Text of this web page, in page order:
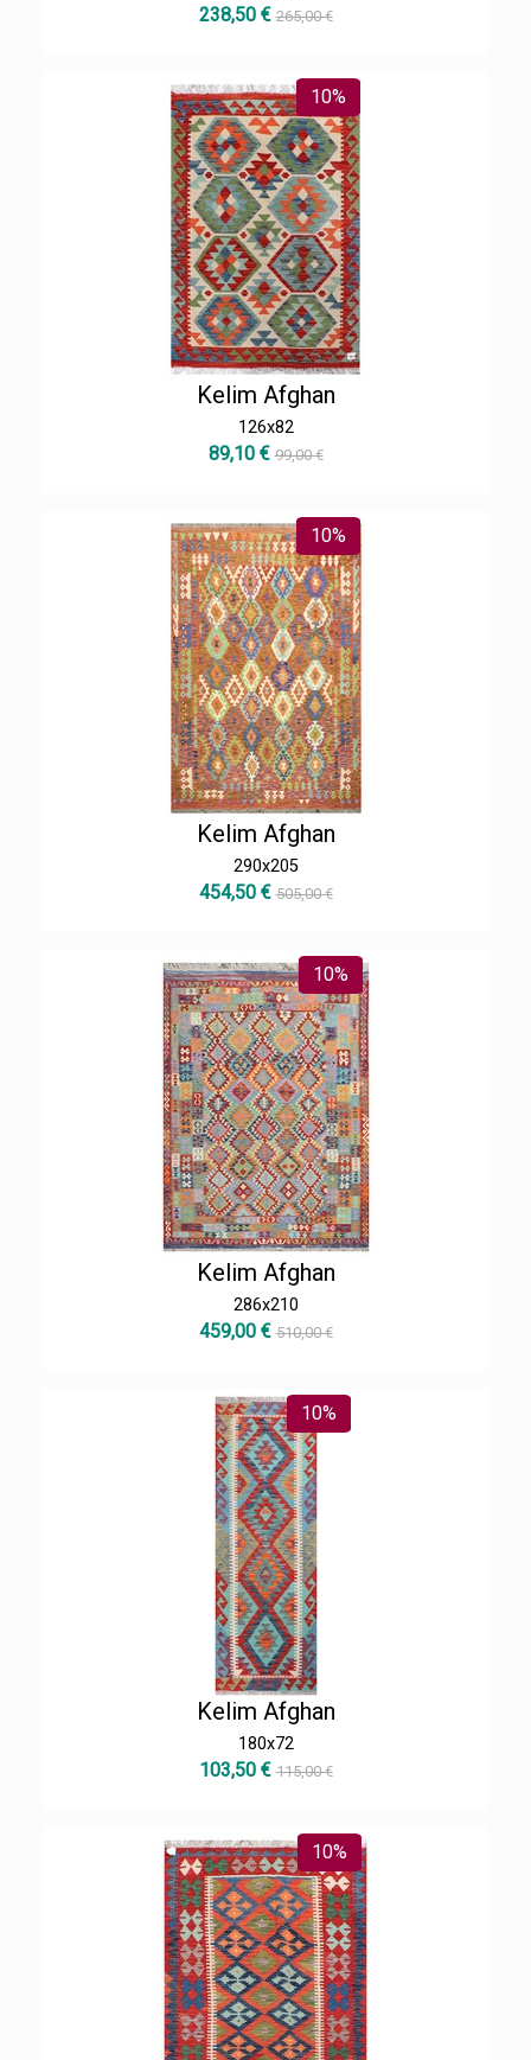
238,50 € 265,00 €
10%
Kelim Afghan
126x82
89,10 € 99,00 €
10%
Kelim Afghan
290x205
454,50 € 505,00 €
10%
Kelim Afghan
286x210
459,00 € 510,00 €
10%
Kelim Afghan
180x72
103,50 € 115,00 €
10%